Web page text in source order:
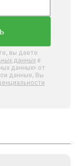
вы даете
данных в
данных» от
данные, Вы